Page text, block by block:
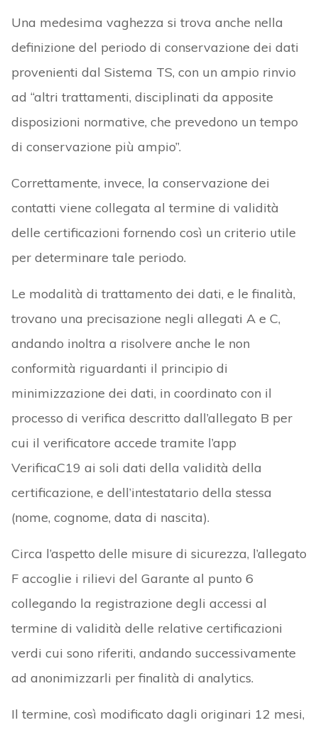
Una medesima vaghezza si trova anche nella
definizione del periodo di conservazione dei dati
provenienti dal Sistema TS, con un ampio rinvio
ad “altri trattamenti, disciplinati da apposite
disposizioni normative, che prevedono un tempo
di conservazione più ampio”.
Correttamente, invece, la conservazione dei
contatti viene collegata al termine di validità
delle certificazioni fornendo così un criterio utile
per determinare tale periodo.
Le modalità di trattamento dei dati, e le finalità,
trovano una precisazione negli allegati A e C,
andando inoltra a risolvere anche le non
conformità riguardanti il principio di
minimizzazione dei dati, in coordinato con il
processo di verifica descritto dall’allegato B per
cui il verificatore accede tramite l’app
VerificaC19 ai soli dati della validità della
certificazione, e dell’intestatario della stessa
(nome, cognome, data di nascita).
Circa l’aspetto delle misure di sicurezza, l’allegato
F accoglie i rilievi del Garante al punto 6
collegando la registrazione degli accessi al
termine di validità delle relative certificazioni
verdi cui sono riferiti, andando successivamente
ad anonimizzarli per finalità di analytics.
Il termine, così modificato dagli originari 12 mesi,